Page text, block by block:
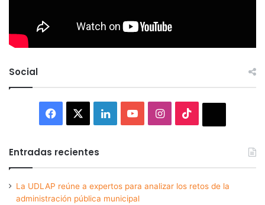
Social
Facebook LinkedInYouTubeInstagram
Entradas recientes
La UDLAP reúne a expertos para analizar los retos de la
administración pública municipal